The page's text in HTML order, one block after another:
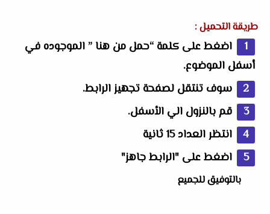
طريقة التحميل :
اضغط على كلمة “حمل من هنا ” الموجوده في
أسفل الموضوع.
سوف تنتقل لصفحة تجهيز الرابط.
قم بالنزول الي الأسفل.
انتظر العداد 15 ثانية
اضغط على "الرابط جاهز"
بالتوفيق للجميع